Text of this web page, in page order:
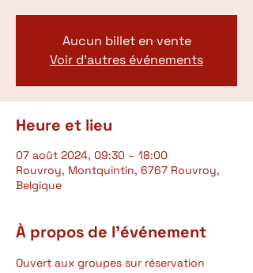
Aucun billet en vente
Voir d'autres événements
Heure et lieu
07 août 2024, 09:30 – 18:00
Rouvroy, Montquintin, 6767 Rouvroy,
Belgique
À propos de l'événement
Ouvert aux groupes sur réservation